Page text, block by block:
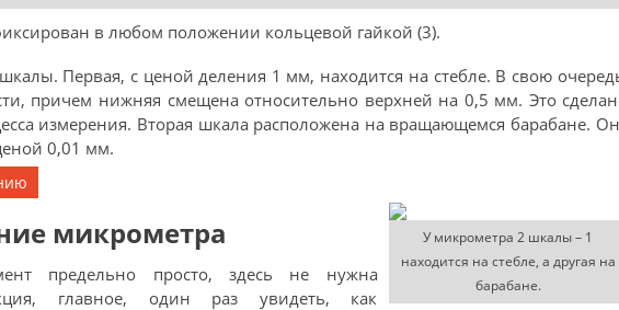
в любом положении кольцевой гайкой (3).
Первая, с ценой деления 1 мм, находится на стебле. В свою
причем нижняя смещена относительно верхней на 0,5 мм. Это
измерения. Вторая шкала расположена на вращающемся барабане.
0,01 мм.
микрометра
У микрометра 2 шкалы – 1
находится на стебле, а другая на
барабане.
предельно просто, здесь не нужна
главное, один раз увидеть, как